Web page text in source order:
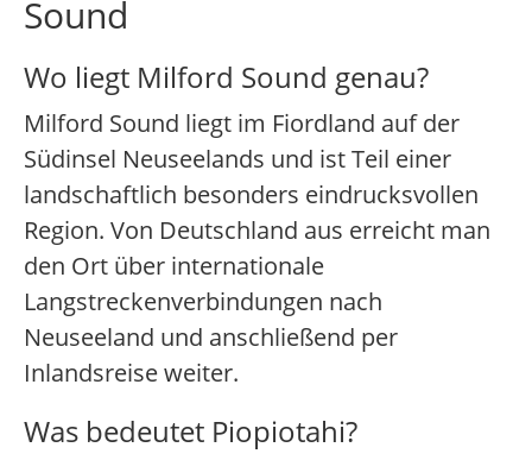
Sound
Wo liegt Milford Sound genau?
Milford Sound liegt im Fiordland auf der
Südinsel Neuseelands und ist Teil einer
landschaftlich besonders eindrucksvollen
Region. Von Deutschland aus erreicht man
den Ort über internationale
Langstreckenverbindungen nach
Neuseeland und anschließend per
Inlandsreise weiter.
Was bedeutet Piopiotahi?